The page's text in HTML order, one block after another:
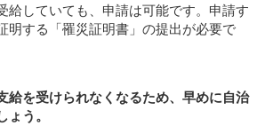
給していても、申請は可能です。申請す
明する「罹災証明書」の提出が必要で
給を受けられなくなるため、早めに自治
う。